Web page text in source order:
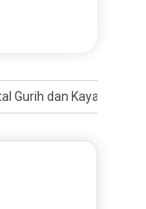
Gurih dan Kaya Rempah